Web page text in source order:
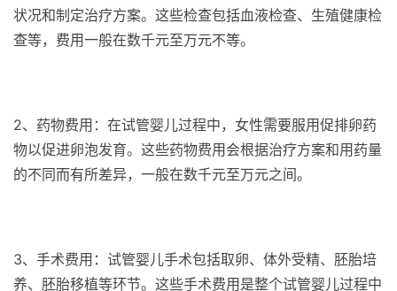
状况和制定治疗方案。这些检查包括血液检查、生殖健康检
查等，费用一般在数千元至万元不等。
2、药物费用：在试管婴儿过程中，女性需要服用促排卵药
物以促进卵泡发育。这些药物费用会根据治疗方案和用药量
的不同而有所差异，一般在数千元至万元之间。
3、手术费用：试管婴儿手术包括取卵、体外受精、胚胎培
养、胚胎移植等环节。这些手术费用是整个试管婴儿过程中